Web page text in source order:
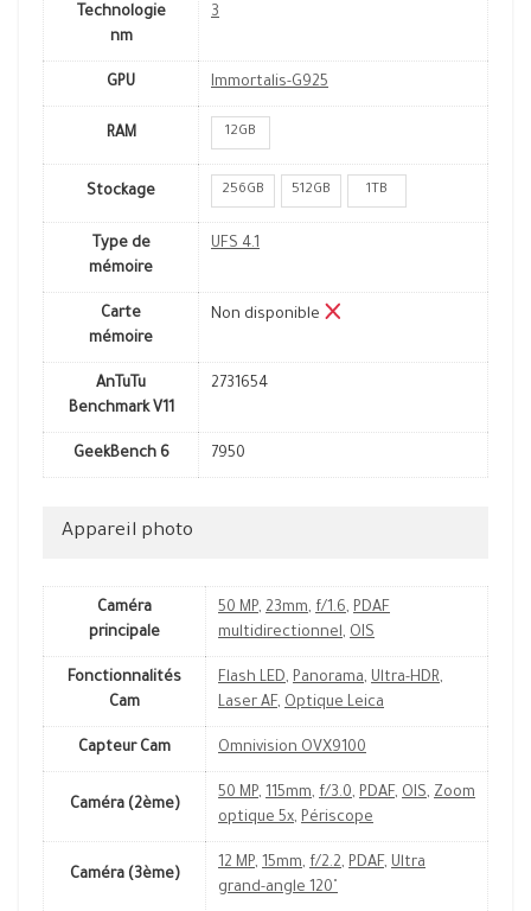
Technologie
nm
3
GPU Immortalis-G925
RAM 12GB
Stockage 256GB 512GB 1TB
Type de
mémoire
UFS 4.1
Carte
mémoire
Non disponible
AnTuTu
Benchmark V11
2731654
GeekBench 6 7950
Appareil photo
Caméra
principale
50 MP, 23mm, f/1.6, PDAF
multidirectionnel, OIS
Fonctionnalités
Cam
Flash LED, Panorama, Ultra-HDR,
Laser AF, Optique Leica
Capteur Cam Omnivision OVX9100
Caméra (2ème)
50 MP, 115mm, f/3.0, PDAF, OIS, Zoom
optique 5x, Périscope
Caméra (3ème)
12 MP, 15mm, f/2.2, PDAF, Ultra
grand-angle 120˚